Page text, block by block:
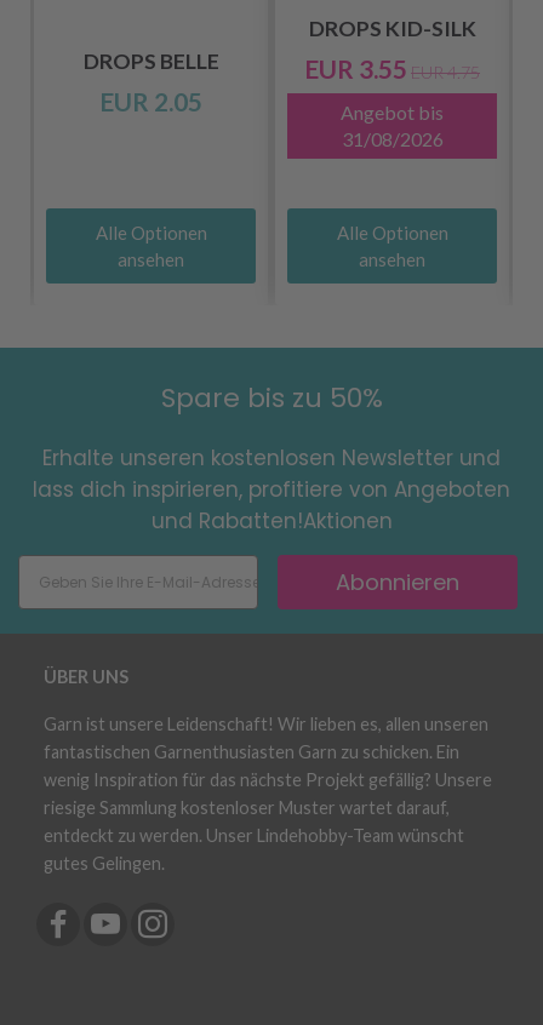
DROPS BELLE
EUR 2.05
Alle Optionen
ansehen
DROPS KID-SILK
EUR 3.55 EUR 4.75
Angebot bis
31/08/2026
Alle Optionen
ansehen
Spare bis zu 50%
Erhalte unseren kostenlosen Newsletter und
lass dich inspirieren, profitiere von Angeboten
und Rabatten!Aktionen
Abonnieren
ÜBER UNS
Garn ist unsere Leidenschaft! Wir lieben es, allen unseren
fantastischen Garnenthusiasten Garn zu schicken. Ein
wenig Inspiration für das nächste Projekt gefällig? Unsere
riesige Sammlung kostenloser Muster wartet darauf,
entdeckt zu werden. Unser Lindehobby-Team wünscht
gutes Gelingen.